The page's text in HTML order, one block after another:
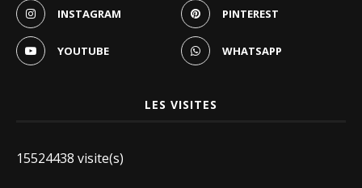
INSTAGRAM PINTEREST
YOUTUBE WHATSAPP
LES VISITES
15524438 visite(s)